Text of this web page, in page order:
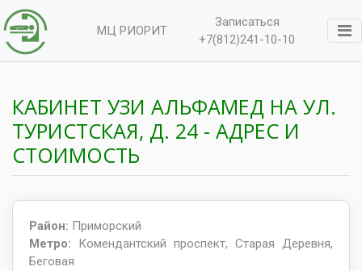
МЦ РИОРИТ
Записаться
+7(812)241-10-10
КАБИНЕТ УЗИ АЛЬФАМЕД НА УЛ.
ТУРИСТCКАЯ, Д. 24 - АДРЕС И
СТОИМОСТЬ
Район: Приморский
Метро: Комендантский проспект, Старая Деревня,
Беговая